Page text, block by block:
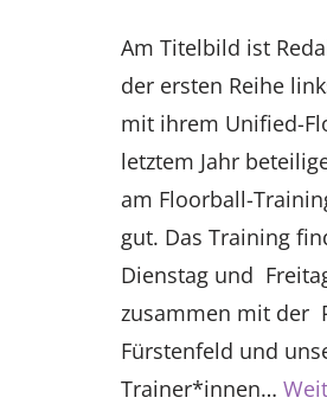
Am Titelbild ist
der ersten Reihe
mit ihrem Unified-
letztem Jahr
am Floorball-
gut. Das Training
Dienstag und
zusammen mit der
Fürstenfeld und
Trainer*innen…